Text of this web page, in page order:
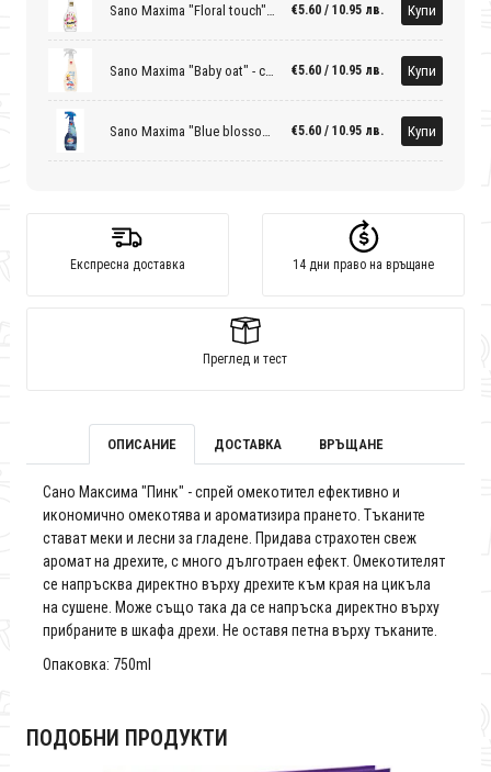
€5.60 / 10.95 лв. Купи
Sano Maxima "Baby oat" - спрей омекотител €5.60 / 10.95 лв. Купи
€5.60 / 10.95 лв. Купи
Експресна доставка 14 дни право на връщане
Преглед и тест
ОПИСАНИЕ ДОСТАВКА ВРЪЩАНЕ
Сано Максима "Пинк" - спрей омекотител ефективно и
икономично омекотява и ароматизира прането. Тъканите
стават меки и лесни за гладене. Придава страхотен свеж
аромат на дрехите, с много дълготраен ефект. Омекотителят
се напръсква директно върху дрехите към края на цикъла
на сушене. Може също така да се напръска директно върху
прибраните в шкафа дрехи. Не оставя петна върху тъканите.
Опаковка: 750ml
ПОДОБНИ ПРОДУКТИ